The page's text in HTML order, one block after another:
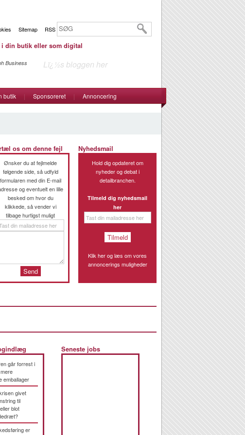
Sitemap RSS
din butik eller som digital
Business Lï¿½s bloggen her
butik | Sponsoreret | Annoncering
os om denne fejl
Ønsker du at fejlmelde
følgende side, så udfyld
formularen med din E-mail
og eventuelt en lille
besked om hvor du
klikkede, så vender vi
tilbage hurtigst muligt
Nyhedsmail
Hold dig opdateret om
nyheder og debat i
detailbranchen.
Tilmeld dig nyhedsmail
her
Klik her og læs om vores
annoncerings muligheder
går forrest i
emballager
givet
til
blot
er
Seneste jobs